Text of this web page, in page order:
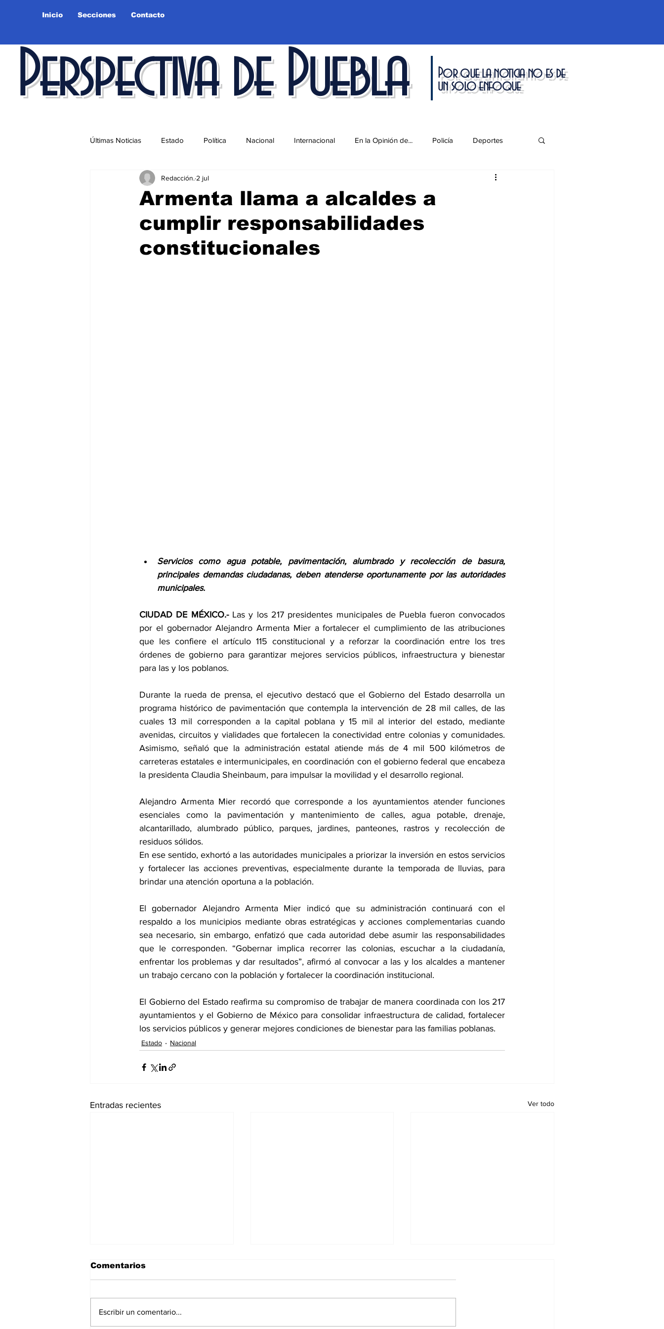
Inicio Secciones Contacto
Perspectiva de Puebla Por que la noticia no es de
un solo enfoque
Últimas Noticias Estado Política Nacional Internacional En la Opinión de... Policía Deportes
Educación Ciudad Salud
Armenta llama a alcaldes a
cumplir responsabilidades
constitucionales
Redacción. 2 jul
Servicios como agua potable, pavimentación, alumbrado y recolección de basura,
principales demandas ciudadanas, deben atenderse oportunamente por las autoridades
municipales.
CIUDAD DE MÉXICO.- Las y los 217 presidentes municipales de Puebla fueron convocados
por el gobernador Alejandro Armenta Mier a fortalecer el cumplimiento de las atribuciones
que les confiere el artículo 115 constitucional y a reforzar la coordinación entre los tres
órdenes de gobierno para garantizar mejores servicios públicos, infraestructura y bienestar
para las y los poblanos.
Durante la rueda de prensa, el ejecutivo destacó que el Gobierno del Estado desarrolla un
programa histórico de pavimentación que contempla la intervención de 28 mil calles, de las
cuales 13 mil corresponden a la capital poblana y 15 mil al interior del estado, mediante
avenidas, circuitos y vialidades que fortalecen la conectividad entre colonias y comunidades.
Asimismo, señaló que la administración estatal atiende más de 4 mil 500 kilómetros de
carreteras estatales e intermunicipales, en coordinación con el gobierno federal que encabeza
la presidenta Claudia Sheinbaum, para impulsar la movilidad y el desarrollo regional.
Alejandro Armenta Mier recordó que corresponde a los ayuntamientos atender funciones
esenciales como la pavimentación y mantenimiento de calles, agua potable, drenaje,
alcantarillado, alumbrado público, parques, jardines, panteones, rastros y recolección de
residuos sólidos.
En ese sentido, exhortó a las autoridades municipales a priorizar la inversión en estos servicios
y fortalecer las acciones preventivas, especialmente durante la temporada de lluvias, para
brindar una atención oportuna a la población.
El gobernador Alejandro Armenta Mier indicó que su administración continuará con el
respaldo a los municipios mediante obras estratégicas y acciones complementarias cuando
sea necesario, sin embargo, enfatizó que cada autoridad debe asumir las responsabilidades
que le corresponden. “Gobernar implica recorrer las colonias, escuchar a la ciudadanía,
enfrentar los problemas y dar resultados”, afirmó al convocar a las y los alcaldes a mantener
un trabajo cercano con la población y fortalecer la coordinación institucional.
El Gobierno del Estado reafirma su compromiso de trabajar de manera coordinada con los 217
ayuntamientos y el Gobierno de México para consolidar infraestructura de calidad, fortalecer
los servicios públicos y generar mejores condiciones de bienestar para las familias poblanas.
Estado Nacional
Entradas recientes Ver todo
Comentarios
Escribir un comentario...